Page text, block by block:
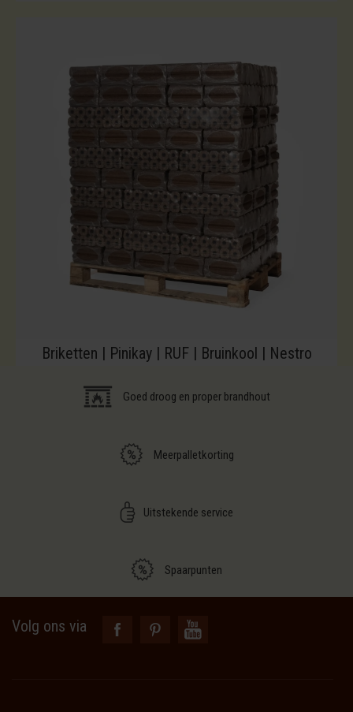
Briketten | Pinikay | RUF | Bruinkool | Nestro
Goed droog en proper brandhout
Meerpalletkorting
Uitstekende service
Spaarpunten
Volg ons via